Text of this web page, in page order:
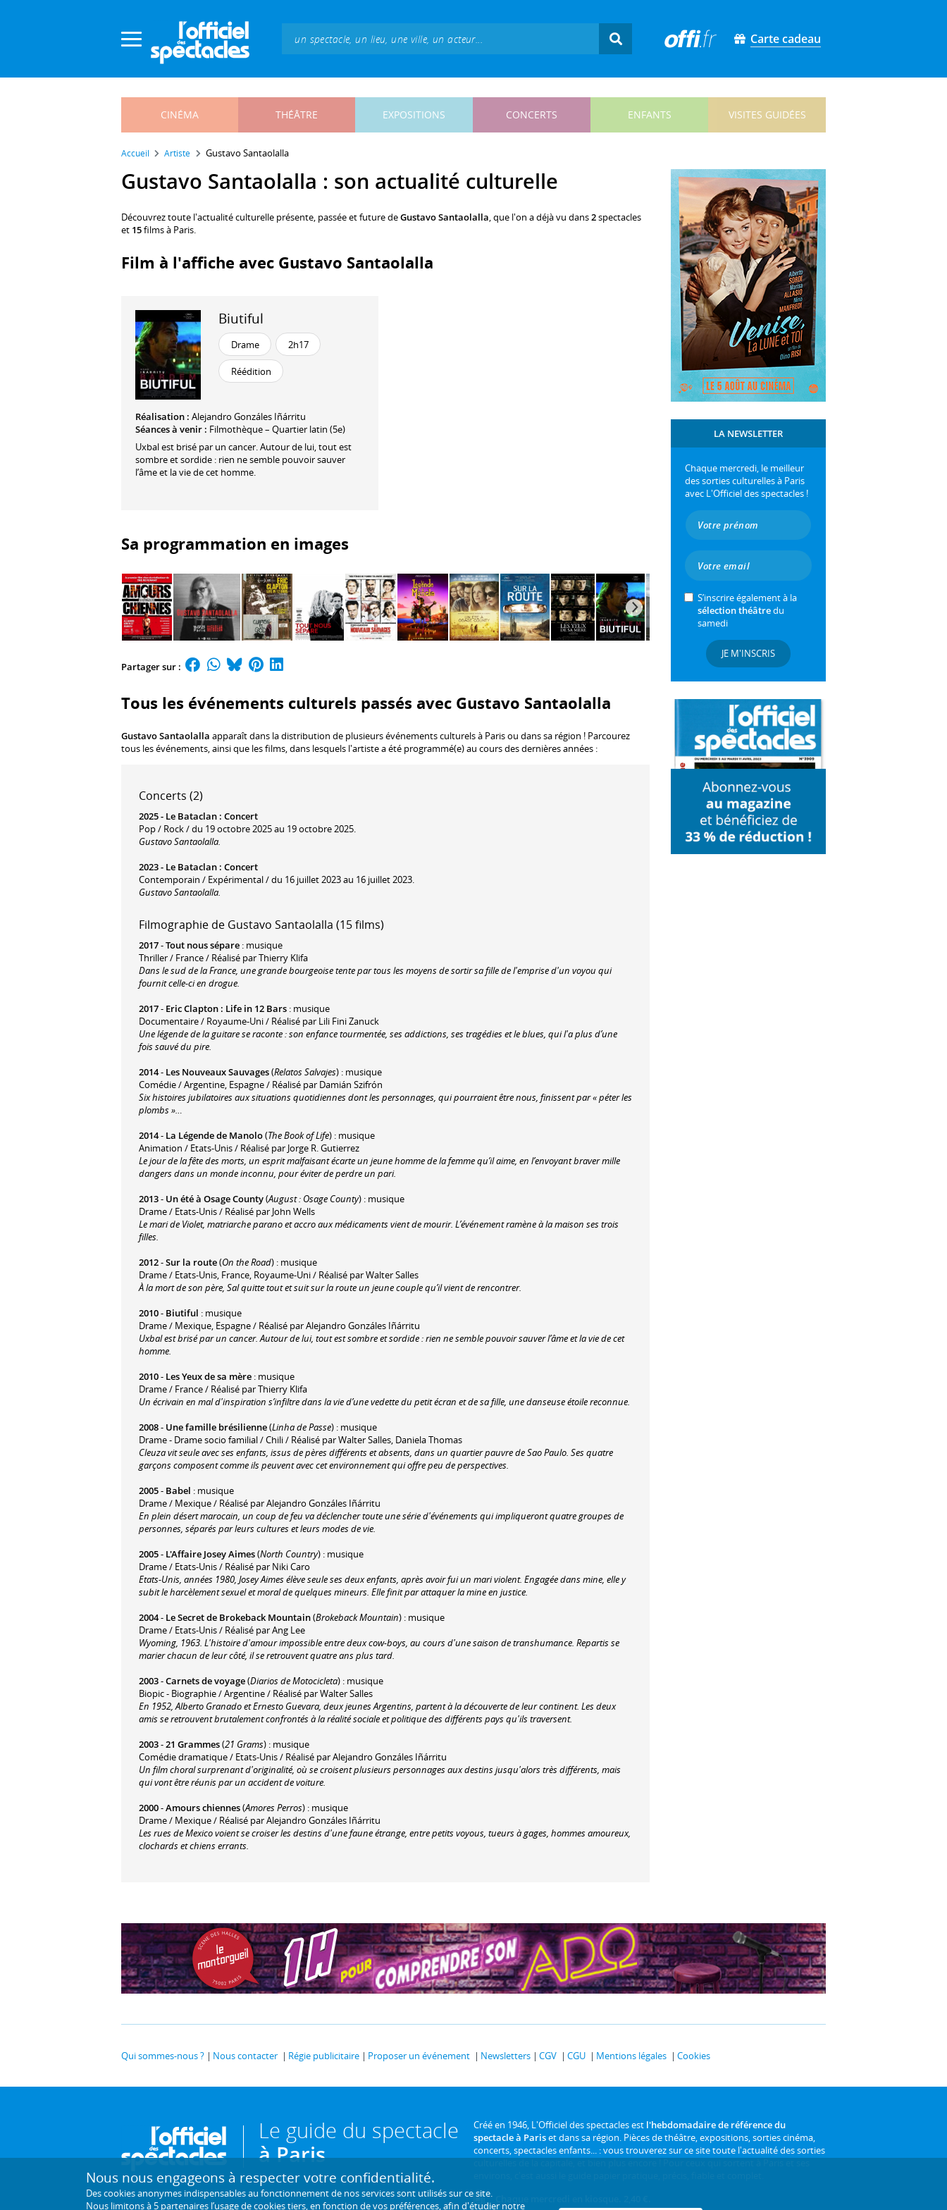
Carte cadeau
CINÉMA THÉÂTRE EXPOSITIONS CONCERTS ENFANTS VISITES GUIDÉES
Accueil Artiste Gustavo Santaolalla
Gustavo Santaolalla : son actualité culturelle
Découvrez toute l'actualité culturelle présente, passée et future deGustavo Santaolalla, que l'on a déjà vu dans2spectacles
et 15films à Paris.
Film à l'affiche avec Gustavo Santaolalla
Biutiful
Drame 2h17
Réédition
Réalisation : Alejandro Gonzáles Iñárritu
Séances à venir : Filmothèque – Quartier latin (5e)
Uxbal est brisé par un cancer. Autour de lui, tout est
sombre et sordide : rien ne semble pouvoir sauver
l’âme et la vie de cet homme.
Sa programmation en images
Partager sur :
Tous les événements culturels passés avec Gustavo Santaolalla
Gustavo Santaolalla apparaît dans la distribution de plusieurs événements culturels à Paris ou dans sa région ! Parcourez
tous les événements, ainsi que les films, dans lesquels l'artiste a été programmé(e) au cours des dernières années :
Concerts (2)
2025 - Le Bataclan : Concert
Pop / Rock / du 19 octobre 2025 au 19 octobre 2025.
Gustavo Santaolalla.
2023 - Le Bataclan : Concert
Contemporain / Expérimental / du 16 juillet 2023 au 16 juillet 2023.
Gustavo Santaolalla.
Filmographie de Gustavo Santaolalla (15 films)
2017-Tout nous sépare : musique
Thriller / France / Réalisé par Thierry Klifa
Dans le sud de la France, une grande bourgeoise tente par tous les moyens de sortir sa fille de l'emprise d'un voyou qui
fournit celle-ci en drogue.
2017- Eric Clapton : Life in 12 Bars : musique
Documentaire / Royaume-Uni / Réalisé par Lili Fini Zanuck
Une légende de la guitare se raconte : son enfance tourmentée, ses addictions, ses tragédies et le blues, qui l'a plus d’une
fois sauvé du pire.
2014- Les Nouveaux Sauvages(Relatos Salvajes) : musique
Comédie / Argentine, Espagne / Réalisé par Damián Szifrón
Six histoires jubilatoires aux situations quotidiennes dont les personnages, qui pourraient être nous, finissent par « péter les
plombs »…
2014- La Légende de Manolo(The Book of Life) : musique
Animation / Etats-Unis / Réalisé par Jorge R. Gutierrez
Le jour de la fête des morts, un esprit malfaisant écarte un jeune homme de la femme qu’il aime, en l’envoyant braver mille
dangers dans un monde inconnu, pour éviter de perdre un pari.
2013- Un été à Osage County(August : Osage County) : musique
Drame / Etats-Unis / Réalisé par John Wells
Le mari de Violet, matriarche parano et accro aux médicaments vient de mourir. L’événement ramène à la maison ses trois
filles.
2012-Sur la route(On the Road) : musique
Drame / Etats-Unis, France, Royaume-Uni / Réalisé par Walter Salles
À la mort de son père, Sal quitte tout et suit sur la route un jeune couple qu’il vient de rencontrer.
2010- Biutiful : musique
Drame / Mexique, Espagne / Réalisé par Alejandro Gonzáles Iñárritu
Uxbal est brisé par un cancer. Autour de lui, tout est sombre et sordide : rien ne semble pouvoir sauver l’âme et la vie de cet
homme.
2010- Les Yeux de sa mère : musique
Drame / France / Réalisé par Thierry Klifa
Un écrivain en mal d'inspiration s’infiltre dans la vie d’une vedette du petit écran et de sa fille, une danseuse étoile reconnue.
2008- Une famille brésilienne(Linha de Passe) : musique
Drame - Drame socio familial / Chili / Réalisé par Walter Salles, Daniela Thomas
Cleuza vit seule avec ses enfants, issus de pères différents et absents, dans un quartier pauvre de Sao Paulo. Ses quatre
garçons composent comme ils peuvent avec cet environnement qui offre peu de perspectives.
2005- Babel : musique
Drame / Mexique / Réalisé par Alejandro Gonzáles Iñárritu
En plein désert marocain, un coup de feu va déclencher toute une série d'événements qui impliqueront quatre groupes de
personnes, séparés par leurs cultures et leurs modes de vie.
2005- L'Affaire Josey Aimes(North Country) : musique
Drame / Etats-Unis / Réalisé par Niki Caro
Etats-Unis, années 1980, Josey Aimes élève seule ses deux enfants, après avoir fui un mari violent. Engagée dans mine, elle y
subit le harcèlement sexuel et moral de quelques mineurs. Elle finit par attaquer la mine en justice.
2004- Le Secret de Brokeback Mountain(Brokeback Mountain) : musique
Drame / Etats-Unis / Réalisé par Ang Lee
Wyoming, 1963. L'histoire d'amour impossible entre deux cow-boys, au cours d'une saison de transhumance. Repartis se
marier chacun de leur côté, il se retrouvent quatre ans plus tard.
2003-Carnets de voyage(Diarios de Motocicleta) : musique
Biopic - Biographie / Argentine / Réalisé par Walter Salles
En 1952, Alberto Granado et Ernesto Guevara, deux jeunes Argentins, partent à la découverte de leur continent. Les deux
amis se retrouvent brutalement confrontés à la réalité sociale et politique des différents pays qu'ils traversent.
2003-21 Grammes(21 Grams) : musique
Comédie dramatique / Etats-Unis / Réalisé par Alejandro Gonzáles Iñárritu
Un film choral surprenant d'originalité, où se croisent plusieurs personnages aux destins jusqu'alors très différents, mais
qui vont être réunis par un accident de voiture.
2000-Amours chiennes(Amores Perros) : musique
Drame / Mexique / Réalisé par Alejandro Gonzáles Iñárritu
Les rues de Mexico voient se croiser les destins d'une faune étrange, entre petits voyous, tueurs à gages, hommes amoureux,
clochards et chiens errants.
LA NEWSLETTER
Chaque mercredi, le meilleur
des sorties culturelles à Paris
avec L'Officiel des spectacles !
S’inscrire également à la
sélection théâtredu
samedi
JE M'INSCRIS
Qui sommes-nous ? Nous contacter Régie publicitaire Proposer un événement Newsletters CGV CGU Mentions légales Cookies
Le guide du spectacle
à Paris
Créé en 1946, L'Officiel des spectacles est l'hebdomadaire de référence du
spectacle à Pariset dans sa région. Pièces de théâtre, expositions, sorties cinéma,
concerts, spectacles enfants... : vous trouverez sur ce site toute l'actualité des sorties
Nous nous engageons à respecter votre confidentialité.
Des cookies anonymes indispensables au fonctionnement de nos services sont utilisés sur ce site.
Nous limitons à 5 partenairesl’usage de cookies tiers, en fonction devos préférences, afin d'étudier notre